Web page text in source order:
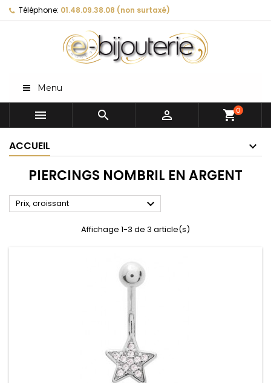
Téléphone: 01.48.09.38.08 (non surtaxé)
Menu
   shopping_cart0
ACCUEIL
PIERCINGS NOMBRIL EN ARGENT
Prix, croissant 
Affichage 1-3 de 3 article(s)